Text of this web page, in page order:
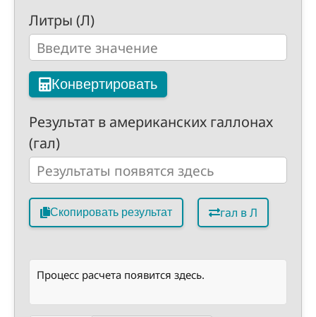
Литры (Л)
Конвертировать
Результат в американских галлонах
(гал)
Скопировать результат гал в Л
Процесс расчета появится здесь.